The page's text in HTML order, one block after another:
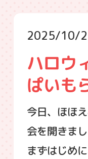
2025/10/
ハロウ
ぱいも
今日、ほほ
会を開きまし
まずはじめ